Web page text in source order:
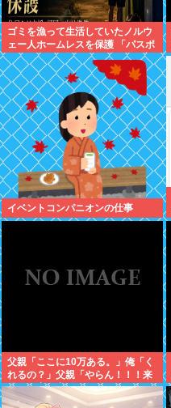
ゴミを漁って生活していたノルウ
ェー人ホームレスを保護 「パスポ
ートを盗まれ帰国できず、3年以
上も経ってしまった」
イベントコンパニオンの仕事
父親「ここに10万ある。」俺「く
れるの？」父親「やらん！！！来
週まで家を出ていってくれない
か」